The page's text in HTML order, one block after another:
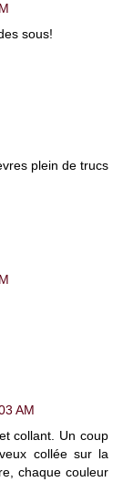
sous!
plein de trucs
AM
collant. Un coup
collée sur la
chaque couleur